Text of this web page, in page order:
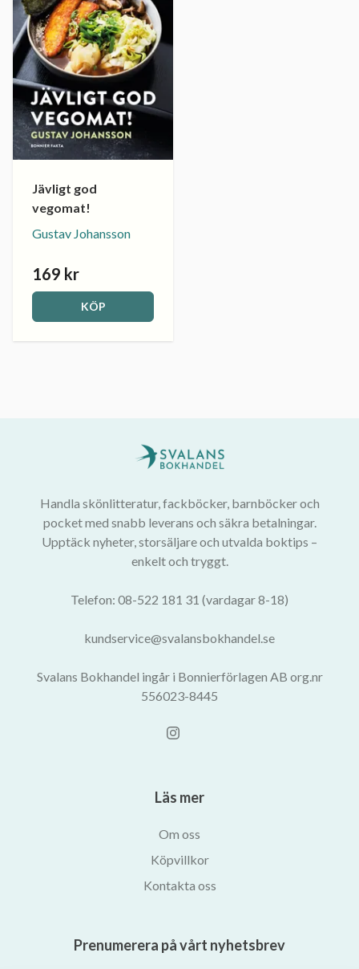
Jävligt god
vegomat!
Gustav Johansson
169 kr
KÖP
Handla skönlitteratur, fackböcker, barnböcker och
pocket med snabb leverans och säkra betalningar.
Upptäck nyheter, storsäljare och utvalda boktips –
enkelt och tryggt.
Telefon: 08-522 181 31 (vardagar 8-18)
kundservice@svalansbokhandel.se
Svalans Bokhandel ingår i Bonnierförlagen AB org.nr
556023-8445
Läs mer
Om oss
Köpvillkor
Kontakta oss
Prenumerera på vårt nyhetsbrev